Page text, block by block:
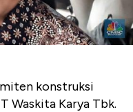
konstruksi
Waskita Karya Tbk.